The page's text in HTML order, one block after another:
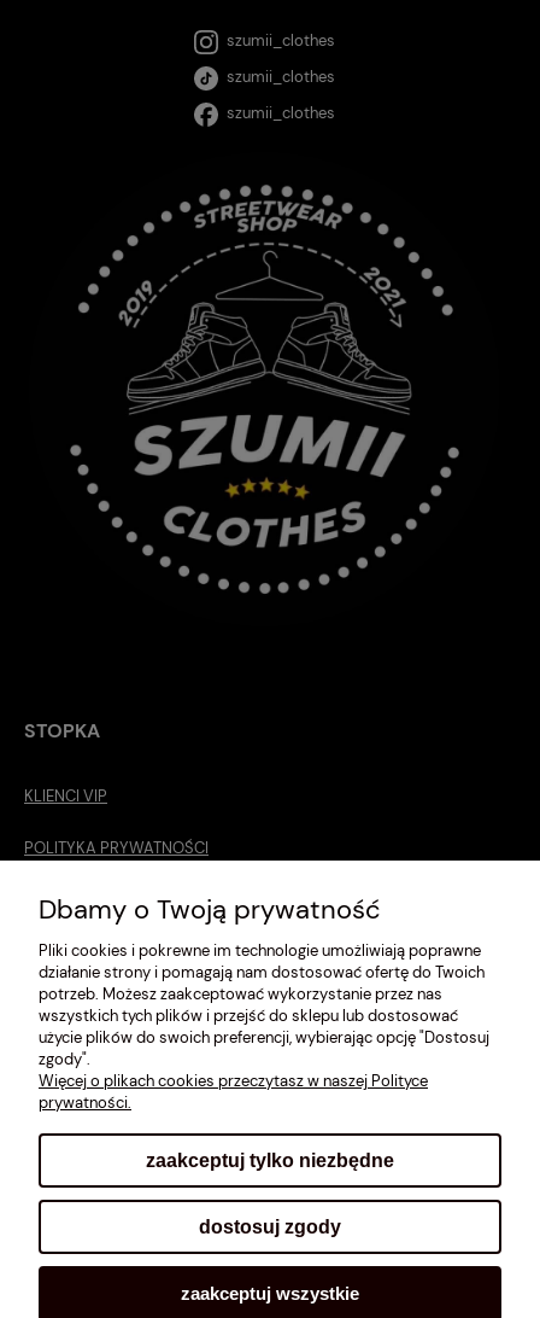
STOPKA
KLIENCI VIP
POLITYKA PRYWATNOŚCI
O MNIE
ROZMIARÓWKA [cm]
REGULAMIN
METODY PŁATNOŚCI
szumii_clothes
szumii_clothes
szumii_clothes
Sklep internetowy Shoplo.pl, powered byShoper.
Dbamy o Twoją prywatność
Pliki cookies i pokrewne im technologie umożliwiają poprawne
działanie strony i pomagają nam dostosować ofertę do Twoich
potrzeb. Możesz zaakceptować wykorzystanie przez nas
wszystkich tych plików i przejść do sklepu lub dostosować
użycie plików do swoich preferencji, wybierając opcję "Dostosuj
zgody".
Więcej o plikach cookies przeczytasz w naszej Polityce
prywatności.
zaakceptuj tylko niezbędne
dostosuj zgody
zaakceptuj wszystkie